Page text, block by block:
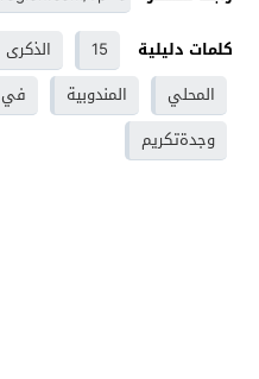
كلمات دليلية
15 الذكرى
المحلي
المندوبية في
وجدةتكريم